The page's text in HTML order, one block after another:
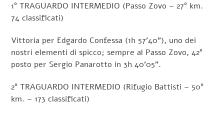
1° TRAGUARDO INTERMEDIO (Passo Zovo – 27° km.
74 classificati)
Vittoria per Edgardo Confessa (1h 57’40”), uno dei
nostri elementi di spicco; sempre al Passo Zovo, 42°
posto per Sergio Panarotto in 3h 40’05”.
2° TRAGUARDO INTERMEDIO (Rifugio Battisti – 50°
km. – 173 classificati)